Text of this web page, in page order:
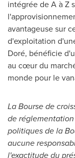
intégrée de A à Z
avantageuse sur
d'exploitation
Doré, bénéficie
au cœur du
monde pour le
La Bourse de
de
politiques de la
aucune
l'exactitude du